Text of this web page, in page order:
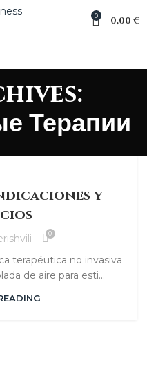
0 0,00€
Терапии
y
0
terapéutica no invasiva
de aire para esti...